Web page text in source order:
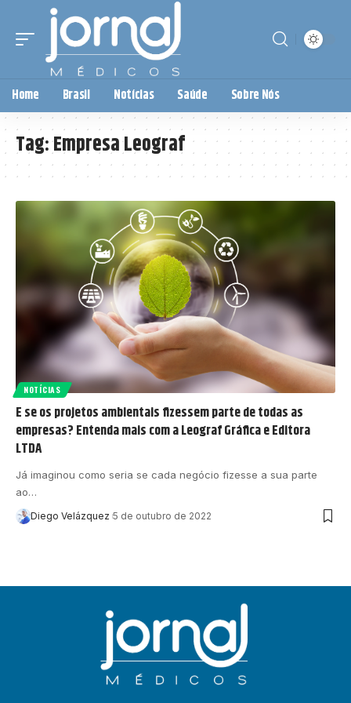
Home Brasil Notícias Saúde Sobre Nós
Tag:Empresa Leograf
NOTÍCIAS
E se os projetos ambientais fizessem parte de todas as
empresas? Entenda mais com a Leograf Gráfica e Editora
LTDA
Já imaginou como seria se cada negócio fizesse a sua parte
ao…
Diego Velázquez 5 de outubro de 2022